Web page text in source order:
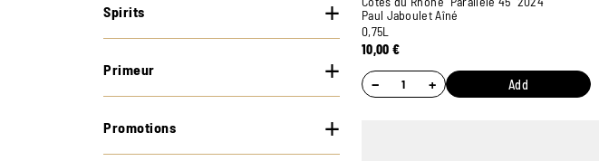
Spirits
Primeur
Promotions
Paul Jaboulet Aîné
0,75L
10,00€
− + Add